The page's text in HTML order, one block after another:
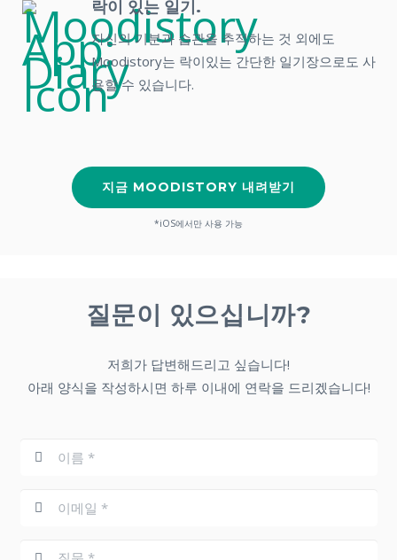
락이 있는 일기.
자신의 기분과 습관을 추적하는 것 외에도
Moodistory는 락이있는 간단한 일기장으로도 사
용할 수 있습니다.
지금 MOODISTORY 내려받기
*iOS에서만 사용 가능
질문이 있으십니까?
저희가 답변해드리고 싶습니다!
아래 양식을 작성하시면 하루 이내에 연락을 드리겠습니다!